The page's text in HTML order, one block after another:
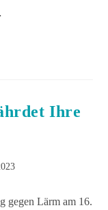
Ihre
gegen Lärm am 16.